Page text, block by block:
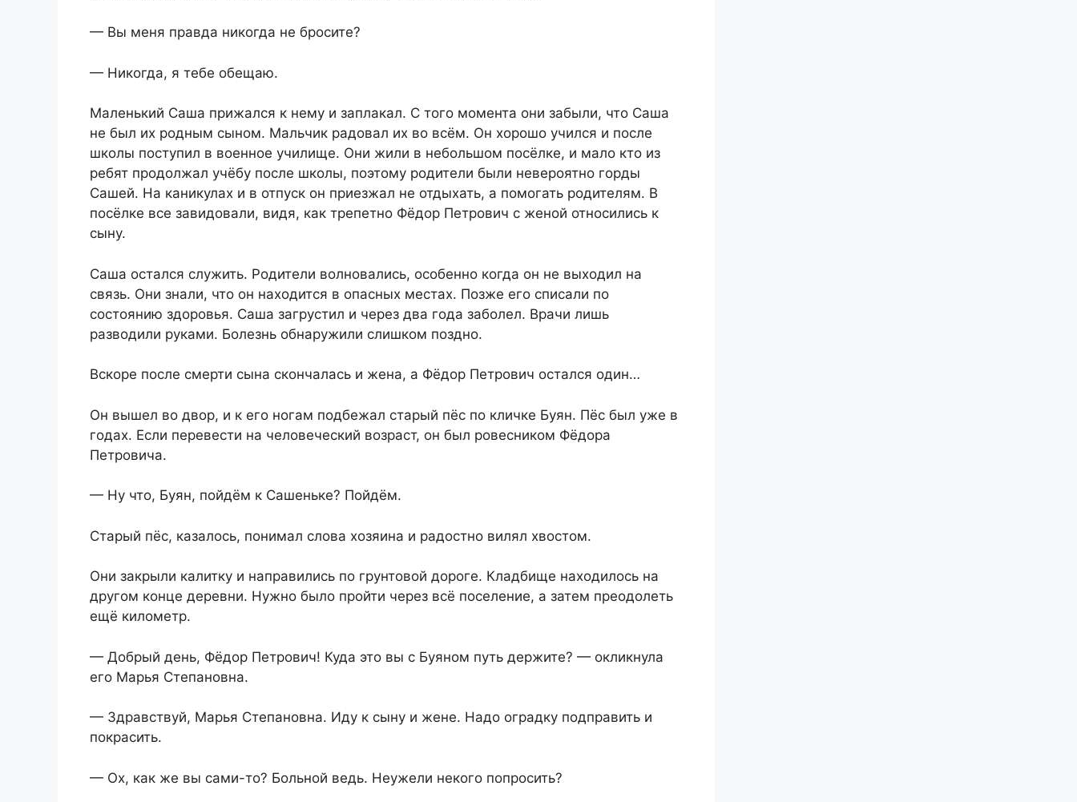
— Вы меня правда никогда не бросите?
— Никогда, я тебе обещаю.
Маленький Саша прижался к нему и заплакал. С того момента они забыли, что Саша
не был их родным сыном. Мальчик радовал их во всём. Он хорошо учился и после
школы поступил в военное училище. Они жили в небольшом посёлке, и мало кто из
ребят продолжал учёбу после школы, поэтому родители были невероятно горды
Сашей. На каникулах и в отпуск он приезжал не отдыхать, а помогать родителям. В
посёлке все завидовали, видя, как трепетно Фёдор Петрович с женой относились к
сыну.
Саша остался служить. Родители волновались, особенно когда он не выходил на
связь. Они знали, что он находится в опасных местах. Позже его списали по
состоянию здоровья. Саша загрустил и через два года заболел. Врачи лишь
разводили руками. Болезнь обнаружили слишком поздно.
Вскоре после смерти сына скончалась и жена, а Фёдор Петрович остался один…
Он вышел во двор, и к его ногам подбежал старый пёс по кличке Буян. Пёс был уже в
годах. Если перевести на человеческий возраст, он был ровесником Фёдора
Петровича.
— Ну что, Буян, пойдём к Сашеньке? Пойдём.
Старый пёс, казалось, понимал слова хозяина и радостно вилял хвостом.
Они закрыли калитку и направились по грунтовой дороге. Кладбище находилось на
другом конце деревни. Нужно было пройти через всё поселение, а затем преодолеть
ещё километр.
— Добрый день, Фёдор Петрович! Куда это вы с Буяном путь держите? — окликнула
его Марья Степановна.
— Здравствуй, Марья Степановна. Иду к сыну и жене. Надо оградку подправить и
покрасить.
— Ох, как же вы сами-то? Больной ведь. Неужели некого попросить?